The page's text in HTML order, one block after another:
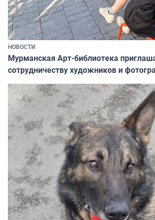
НОВОСТИ
Мурманская Арт-библиотека
сотрудничеству художников и